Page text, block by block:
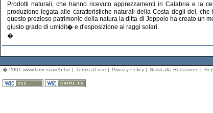
Prodotti naturali, che hanno ricevuto apprezzamenti in Calabria e la
produzione legata alle caratteristiche naturali della Costa degli dei,
questo prezioso patrimonio della natura la ditta di Joppolo ha creato un
giusto grado di umidit� e d'esposizione ai raggi solari.
�
� 2001 www.lameziaweb.biz | Terms of use | Privacy Policy | Scrivi alla Redazione |